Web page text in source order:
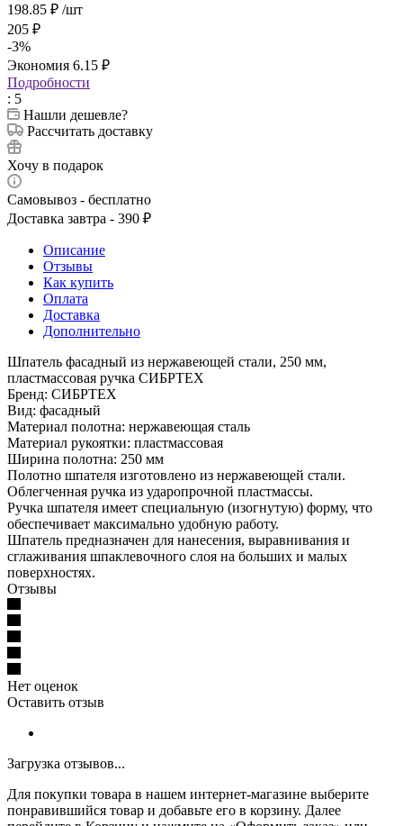
198.85 ₽ /шт
205 ₽
-3%
Экономия 6.15 ₽
Подробности
: 5
Нашли дешевле?
Рассчитать доставку
Хочу в подарок
Самовывоз - бесплатно
Доставка завтра - 390 ₽
Описание
Отзывы
Как купить
Оплата
Доставка
Дополнительно
Шпатель фасадный из нержавеющей стали, 250 мм,
пластмассовая ручка СИБРТЕХ
Бренд: СИБРТЕХ
Вид: фасадный
Материал полотна: нержавеющая сталь
Материал рукоятки: пластмассовая
Ширина полотна: 250 мм
Полотно шпателя изготовлено из нержавеющей стали.
Облегченная ручка из ударопрочной пластмассы.
Ручка шпателя имеет специальную (изогнутую) форму, что
обеспечивает максимально удобную работу.
Шпатель предназначен для нанесения, выравнивания и
сглаживания шпаклевочного слоя на больших и малых
поверхностях.
Отзывы
Нет оценок
Оставить отзыв
Загрузка отзывов...
Для покупки товара в нашем интернет-магазине выберите
понравившийся товар и добавьте его в корзину. Далее